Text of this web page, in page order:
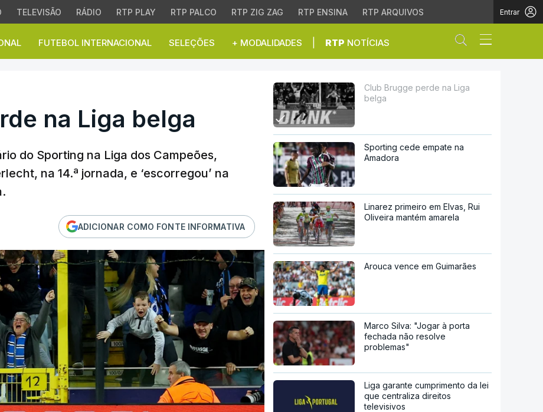
TELEVISÃO RÁDIO RTP PLAY RTP PALCO RTP ZIG ZAG RTP ENSINA RTP ARQUIVOS Entrar
FUTEBOL INTERNACIONAL SELEÇÕES + MODALIDADES RTP NOTÍCIAS Abrir campo
na Liga belga
na Liga belga
do Sporting na Liga dos Campeões,
na 14.ª jornada, e ‘escorregou’ na
ADICIONAR COMO FONTE INFORMATIVA
Club Brugge perde na Liga
belga
Sporting cede empate na
Amadora
Linarez primeiro em Elvas, Rui
Oliveira mantém amarela
Arouca vence em Guimarães
Marco Silva: "Jogar à porta
fechada não resolve
problemas"
Liga garante cumprimento da lei
que centraliza direitos
televisivos